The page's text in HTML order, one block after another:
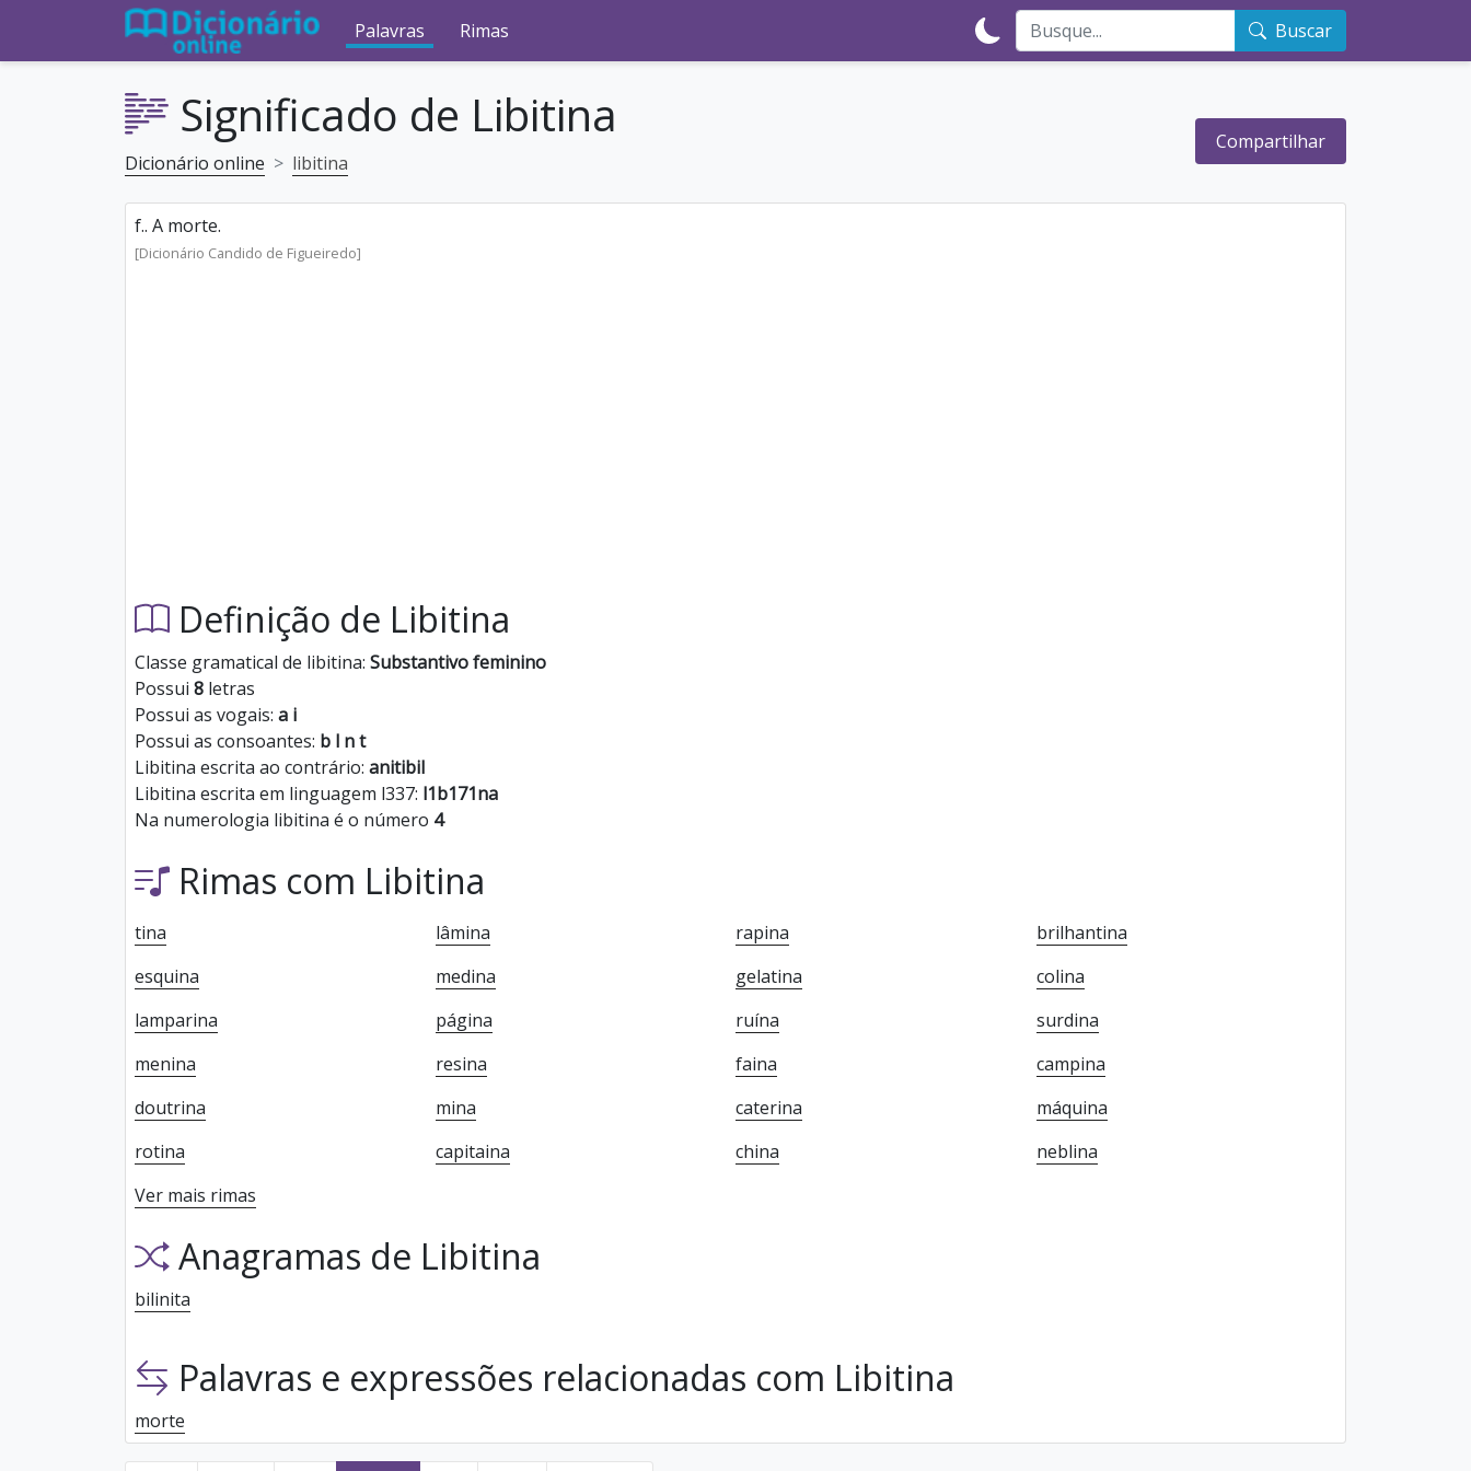
Palavras Rimas Buscar
Significado de Libitina
Dicionário online libitina
Compartilhar
f.. A morte.
[Dicionário Candido de Figueiredo]
Definição de Libitina
Classe gramatical de libitina: Substantivo feminino
Possui 8 letras
Possui as vogais: a i
Possui as consoantes: b l n t
Libitina escrita ao contrário: anitibil
Libitina escrita em linguagem l337: l1b171na
Na numerologia libitina é o número 4
Rimas com Libitina
tina lâmina rapina
brilhantina
esquina
medina gelatina
colina
lamparina
página ruína
surdina
menina
resina faina
campina
doutrina
mina caterina
máquina
rotina
capitaina china
neblina
Ver mais rimas
Anagramas de Libitina
bilinita
Palavras e expressões relacionadas com Libitina
morte